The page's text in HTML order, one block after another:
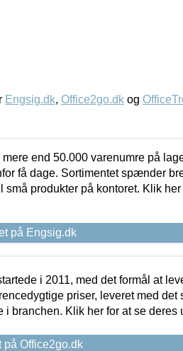
Engsig.dk, Office2go.dk og
end 50.000 varenumre på
få dage. Sortimentet spænder
små produkter på kontoret. Klik
på Engsig.dk
i 2011, med det formål at
priser, leveret med det
i branchen. Klik her for at se deres
på Office2go.dk